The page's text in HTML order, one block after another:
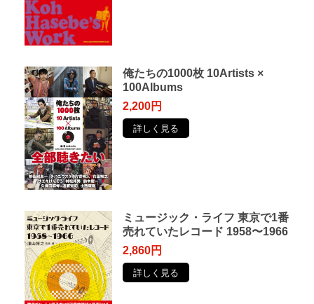
俺たちの1000枚 10Artists ×
100Albums
2,200円
詳しく見る
ミュージック・ライフ 東京で1番
売れていたレコード 1958〜1966
2,860円
詳しく見る